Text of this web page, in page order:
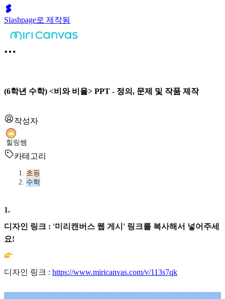
Slashpage로 제작됨
(6학년 수학) <비와 비율> PPT - 정의, 문제 및 작품 제작
작성자
힐링쌤
카테고리
초등
수학
1.
디자인 링크 : '미리캔버스 웹 게시' 링크를 복사해서 넣어주세
요!
디자인 링크 : https://www.miricanvas.com/v/113s7qk